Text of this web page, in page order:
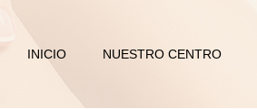
INICIO NUESTRO CENTRO